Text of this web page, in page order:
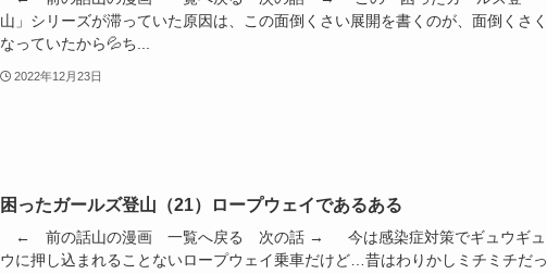
山」シリーズが滞っていた原因は、この面倒くさい展開を書くのが、面倒くさく
なっていたから💦ち...
2022年12月23日
困ったガールズ登山（21）ロープウェイであるある
← 前の話山の漫画 一覧へ戻る 次の話 → 今は感染症対策でギュウギュ
ウに押し込まれることないロープウェイ乗車だけど…昔はわりかしミチミチだっ